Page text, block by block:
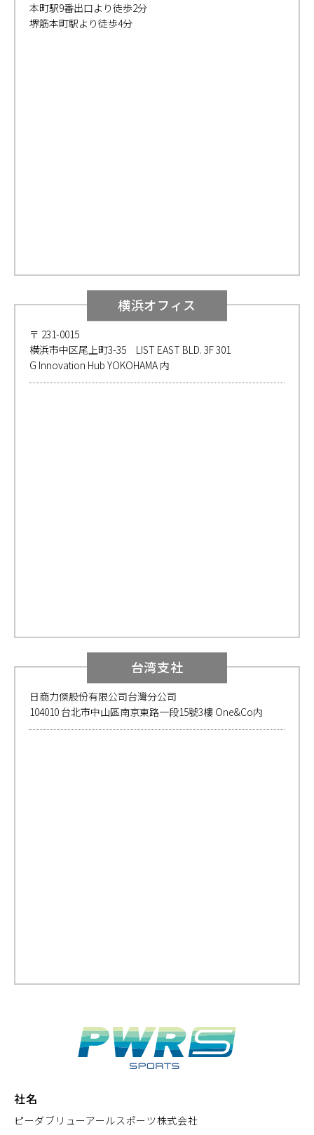
本町駅9番出口より徒歩2分
堺筋本町駅より徒歩4分
横浜オフィス
〒 231-0015
横浜市中区尾上町3-35 LIST EAST BLD. 3F 301
G Innovation Hub YOKOHAMA 内
台湾支社
日商力傑股份有限公司台灣分公司
104010 台北市中⼭區南京東路⼀段15號3樓 One&Co内
社名
ピーダブリューアールスポーツ株式会社